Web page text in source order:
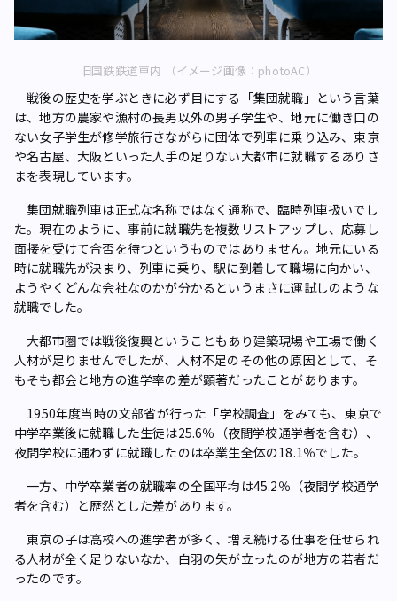
旧国鉄鉄道車内 （イメージ画像：photoAC）
戦後の歴史を学ぶときに必ず目にする「集団就職」という言葉
は、地方の農家や漁村の長男以外の男子学生や、地元に働き口の
ない女子学生が修学旅行さながらに団体で列車に乗り込み、東京
や名古屋、大阪といった人手の足りない大都市に就職するありさ
まを表現しています。
集団就職列車は正式な名称ではなく通称で、臨時列車扱いでし
た。現在のように、事前に就職先を複数リストアップし、応募し
面接を受けて合否を待つというものではありません。地元にいる
時に就職先が決まり、列車に乗り、駅に到着して職場に向かい、
ようやくどんな会社なのかが分かるというまさに運試しのような
就職でした。
大都市圏では戦後復興ということもあり建築現場や工場で働く
人材が足りませんでしたが、人材不足のその他の原因として、そ
もそも都会と地方の進学率の差が顕著だったことがあります。
1950年度当時の文部省が行った「学校調査」をみても、東京で
中学卒業後に就職した生徒は25.6％（夜間学校通学者を含む）、
夜間学校に通わずに就職したのは卒業生全体の18.1％でした。
一方、中学卒業者の就職率の全国平均は45.2％（夜間学校通学
者を含む）と歴然とした差があります。
東京の子は高校への進学者が多く、増え続ける仕事を任せられ
る人材が全く足りないなか、白羽の矢が立ったのが地方の若者だ
ったのです。